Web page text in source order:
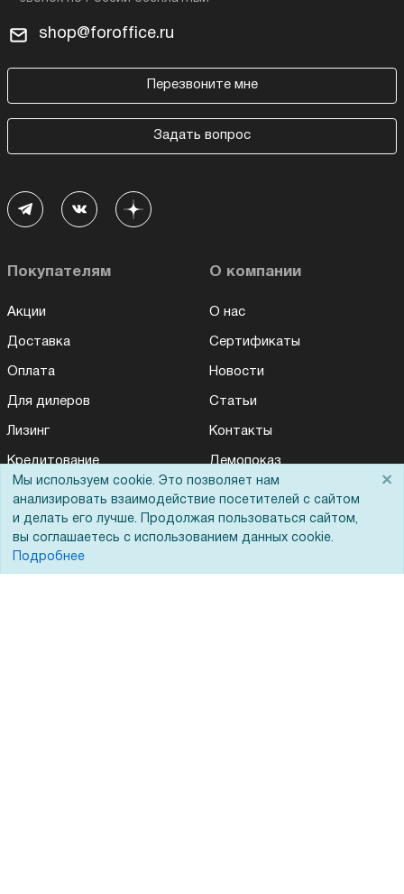
shop@foroffice.ru
Перезвоните мне
Задать вопрос
Покупателям
Акции
Доставка
Оплата
Для дилеров
Лизинг
Кредитование
Госучреждениям
Тендеры
Бренды
О компании
О нас
Сертификаты
Новости
Статьи
Контакты
Демопоказ
Мы используем cookie. Это позволяет нам
анализировать взаимодействие посетителей с сайтом
и делать его лучше. Продолжая пользоваться сайтом,
вы соглашаетесь с использованием данных cookie.
Подробнее
×